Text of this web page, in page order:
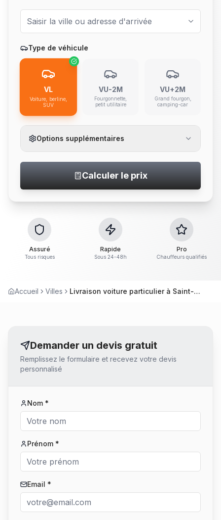
Type de véhicule
VL
Voiture, berline,
SUV
VU-2M
Fourgonnette,
petit utilitaire
VU+2M
Grand fourgon,
camping-car
Options supplémentaires
Calculer le prix
Assuré
Tous risques
Rapide
Sous 24-48h
Pro
Chauffeurs qualifiés
Accueil Villes Livraison voiture particulier à Saint-Léger-les-Vignes
Demander un devis gratuit
Remplissez le formulaire et recevez votre devis
personnalisé
Nom *
Prénom *
Email *